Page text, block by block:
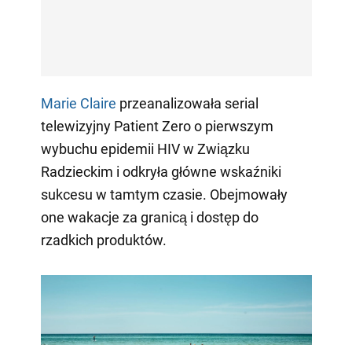
Marie Claire przeanalizowała serial
telewizyjny Patient Zero o pierwszym
wybuchu epidemii HIV w Związku
Radzieckim i odkryła główne wskaźniki
sukcesu w tamtym czasie. Obejmowały
one wakacje za granicą i dostęp do
rzadkich produktów.